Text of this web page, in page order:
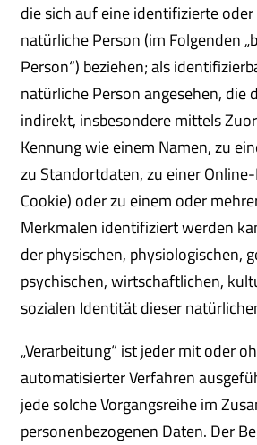
die sich auf eine identifizierte
natürliche Person (im Folgenden
Person“) beziehen; als
natürliche Person angesehen, die
indirekt, insbesondere mittels
Kennung wie einem Namen, zu
zu Standortdaten, zu einer
Cookie) oder zu einem oder
Merkmalen identifiziert werden
der physischen, physiologischen,
psychischen, wirtschaftlichen,
sozialen Identität dieser
„Verarbeitung“ ist jeder mit oder
automatisierter Verfahren
jede solche Vorgangsreihe im
personenbezogenen Daten. Der